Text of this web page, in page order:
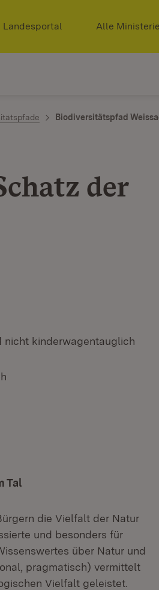
Extern:
Landesportal (Öffnet in neuem
Alle
Biodiversitätspfad
der
nicht kinderwagentauglich
Tal
die Vielfalt der Natur
und besonders für
über Natur und
pragmatisch) vermittelt
Vielfalt geleistet.